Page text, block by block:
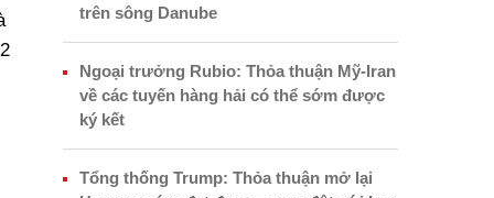
trên sông Danube
Ngoại trưởng Rubio: Thỏa thuận Mỹ-Iran
về các tuyến hàng hải có thể sớm được
ký kết
Tổng thống Trump: Thỏa thuận mở lại